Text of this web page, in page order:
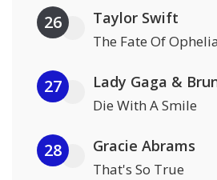
26 Taylor Swift
The Fate Of Ophelia
27 Lady Gaga &
Die With A Smile
28 Gracie Abrams
That's So True